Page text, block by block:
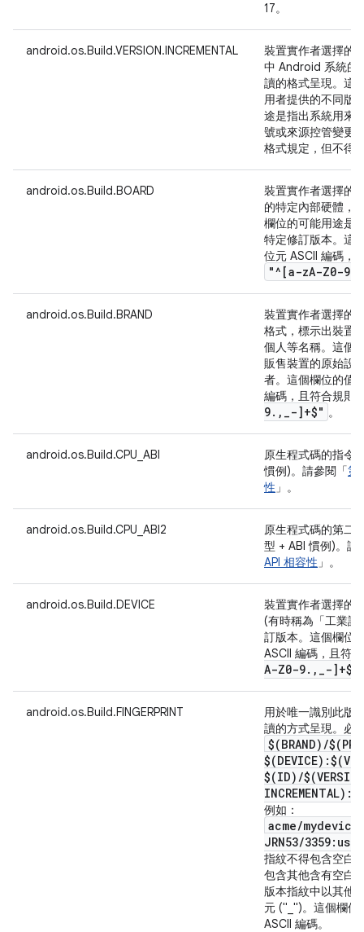
17。
android.os.Build.VERSION.INCREMENTAL
裝置實作者選擇的
中 Android 系統的
讀的格式呈現。這
用者提供的不同版
途是指出系統用來
號或來源控管變更
格式規定，但不得
android.os.Build.BOARD
裝置實作者選擇的
的特定內部硬體，
欄位的可能用途是
特定修訂版本。這
位元 ASCII 編碼，
"^[a-zA-Z0-9
android.os.Build.BRAND
裝置實作者選擇的
格式，標示出裝置
個人等名稱。這個
販售裝置的原始設
者。這個欄位的值
編碼，且符合規則
9. , _-]+$" 。
android.os.Build.CPU_ABI
原生程式碼的指令
慣例)。請參閱「第
性 」。
android.os.Build.CPU_ABI2
原生程式碼的第二
型 + ABI 慣例)。請
API 相容性 」。
android.os.Build.DEVICE
裝置實作者選擇的
(有時稱為「工業設
訂版本。這個欄位
ASCII 編碼，且符
A-Z0-9. , _-]+$"
android.os.Build.FINGERPRINT
用於唯一識別此版
讀的方式呈現。必
$(BRAND) /
$(ID) /$(VERSION
例如：
acme/mydevice
JRN53/
指紋不得包含空白
包含其他含有空白
版本指紋中以其他
元 ("_")。這個欄位
ASCII 編碼。